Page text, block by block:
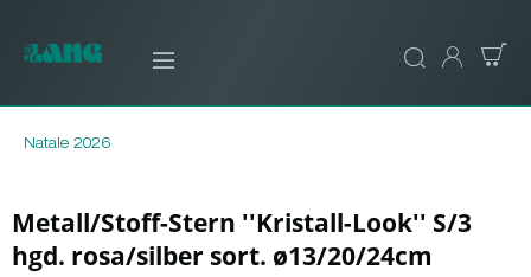
Natale 2026
Metall/Stoff-Stern ''Kristall-Look'' S/3
hgd. rosa/silber sort. ø13/20/24cm